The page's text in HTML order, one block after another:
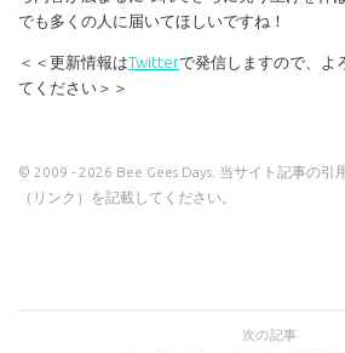
でも多くの人に届いてほしいですね！
＜＜更新情報はTwitterで発信しますので、よ
てください＞＞
© 2009 - 2026 Bee Gees Days. 当サイト記事の引
（リンク）を記載してください。
次の記事